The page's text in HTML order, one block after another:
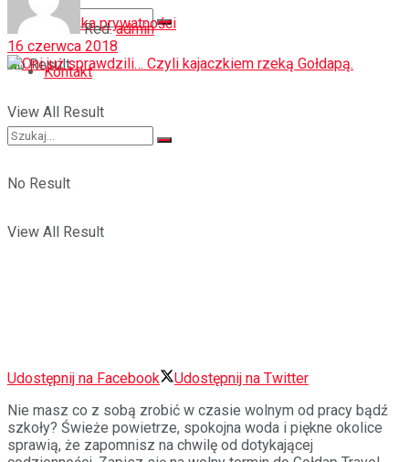
No Result
View All Result
Polityka prywatności
Kontakt
No Result
View All Result
Red. admin
16 czerwca 2018
Udostępnij na Facebook
Udostępnij na Twitter
Nie masz co z sobą zrobić w czasie wolnym od pracy bądź
szkoły? Świeże powietrze, spokojna woda i piękne okolice
sprawią, że zapomnisz na chwilę od dotykającej